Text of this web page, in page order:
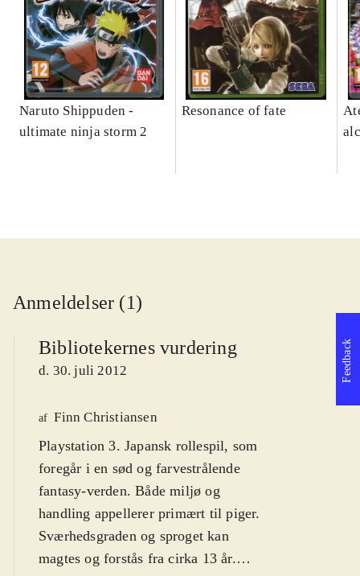
Naruto Shippuden -
ultimate ninja storm 2
Resonance of fate
Anmeldelser (1)
Bibliotekernes vurdering
d. 30. juli 2012
af Finn Christiansen
Playstation 3. Japansk rollespil, som
foregår i en sød og farvestrålende
fantasy-verden. Både miljø og
handling appellerer primært til piger.
Sværhedsgraden og sproget kan
magtes og forstås fra cirka 13 år.
Feedback